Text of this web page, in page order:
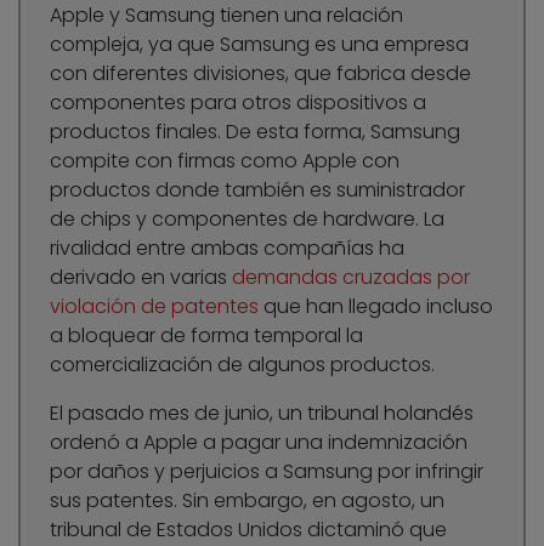
Apple y Samsung tienen una relación
compleja, ya que Samsung es una empresa
con diferentes divisiones, que fabrica desde
componentes para otros dispositivos a
productos finales. De esta forma, Samsung
compite con firmas como Apple con
productos donde también es suministrador
de chips y componentes de hardware. La
rivalidad entre ambas compañías ha
derivado en varias demandas cruzadas por
violación de patentes que han llegado incluso
a bloquear de forma temporal la
comercialización de algunos productos.
El pasado mes de junio, un tribunal holandés
ordenó a Apple a pagar una indemnización
por daños y perjuicios a Samsung por infringir
sus patentes. Sin embargo, en agosto, un
tribunal de Estados Unidos dictaminó que